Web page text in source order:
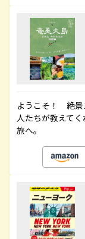
ようこそ！ 絶景
人たちが教えて
旅へ。